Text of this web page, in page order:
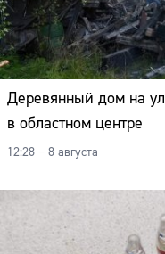
Деревянный дом на
в областном центре
12:28 – 8 августа